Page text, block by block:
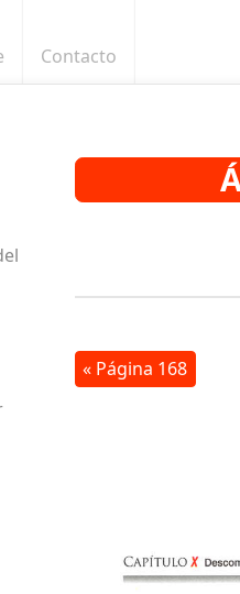
Contacto
« Página 168